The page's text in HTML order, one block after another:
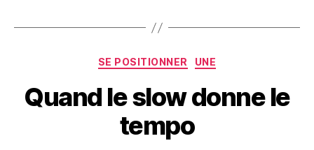
Catégories
SE POSITIONNER UNE
Quand le slow donne le
tempo